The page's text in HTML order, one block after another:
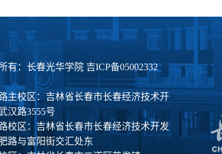
有：长春光华学院 吉ICP备05002332
主校区：吉林省长春市长春经济技术开
汉路3555号
校区：吉林省长春市长春经济技术开发
路与富阳街交汇处东